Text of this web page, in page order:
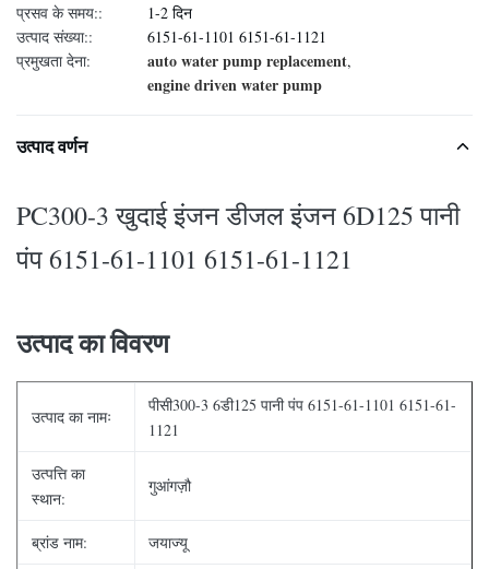
प्रसव के समय::
1-2 दिन
उत्पाद संख्या::
6151-61-1101 6151-61-1121
प्रमुखता देना:
auto water pump replacement,
engine driven water pump
उत्पाद वर्णन
PC300-3 खुदाई इंजन डीजल इंजन 6D125 पानी
पंप 6151-61-1101 6151-61-1121
उत्पाद का विवरण
उत्पाद का नामः
पीसी300-3 6डी125 पानी पंप 6151-61-1101 6151-61-
1121
उत्पत्ति का
स्थान:
गुआंगज़ौ
ब्रांड नाम: जयाज्यू